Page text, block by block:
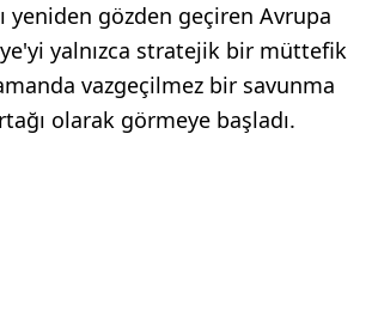
yeniden gözden geçiren Avrupa
yalnızca stratejik bir müttefik
vazgeçilmez bir savunma
olarak görmeye başladı.